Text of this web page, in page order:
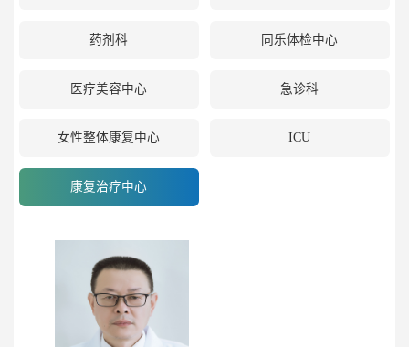
药剂科 同乐体检中心
医疗美容中心 急诊科
女性整体康复中心 ICU
康复治疗中心